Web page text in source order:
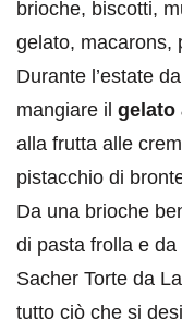
brioche, biscotti,
gelato, macarons,
Durante l’estate
mangiare il gelato
alla frutta alle
pistacchio di
Da una brioche
di pasta frolla e
Sacher Torte da
tutto ciò che si